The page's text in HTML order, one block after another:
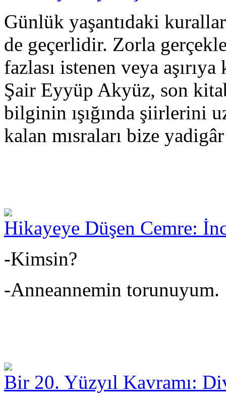
Günlük yaşantıdaki
de geçerlidir. Zorla
fazlası istenen veya
Şair Eyyüp Akyüz, son
bilginin ışığında şiirlerini
kalan mısraları bize
Hikayeye Düşen Cemre:
-Kimsin?
-Anneannemin torunuyum.
Bir 20. Yüzyıl Kavramı: